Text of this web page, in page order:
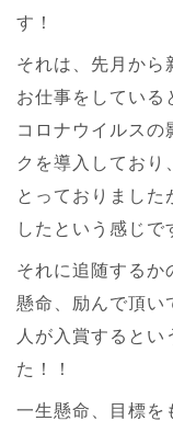
す！
それは、先月から
お仕事をしている
コロナウイルスの
クを導入しており
とっておりました
したという感じで
それに追随するか
懸命、励んで頂い
人が入賞すると
た！！
一生懸命、目標を